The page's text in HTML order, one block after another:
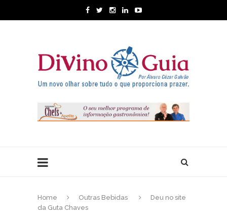
Home Outras Bebidas
Deu no site
da Guta Chaves